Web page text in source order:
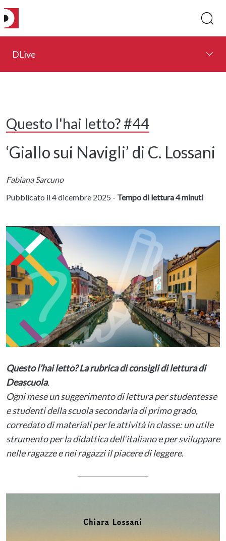
DLive
Questo l'hai letto? #44
‘Giallo sui Navigli’ di C. Lossani
Fabiana Sarcuno
Pubblicato il 4 dicembre 2025 - Tempo di lettura 4 minuti
Questo l’hai letto? La rubrica di consigli di lettura di
Deascuola.
Ogni mese un suggerimento di lettura per studentesse
e studenti della scuola secondaria di primo grado,
corredato di materiali per le attività in classe: un utile
strumento per la didattica dell’italiano e per sviluppare
nelle ragazze e nei ragazzi il piacere di leggere.